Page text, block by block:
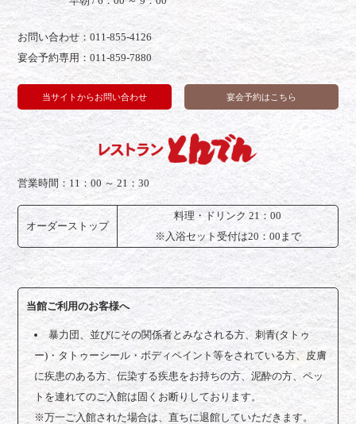
お問い合わせ：011-855-4126
宴会予約専用：011-859-7880
当サイトからお問い合わせ 宴会予約はこちら
営業時間：11：00 ～ 21：30
オーダーストップ
料理・ドリンク 21：00
※入浴セット受付は20：00まで
当館ご利用のお客様へ
暴力団、並びにその関係者とみなされる方、刺青(タトゥ
ー)・タトゥーシール・ボディペイント等をされている方、皮膚
に疾患のある方、伝染する疾患をお持ちの方、泥酔の方、ペッ
トを連れてのご入館は固くお断りしております。
※万一ご入館された場合は、直ちに退館していただきます。